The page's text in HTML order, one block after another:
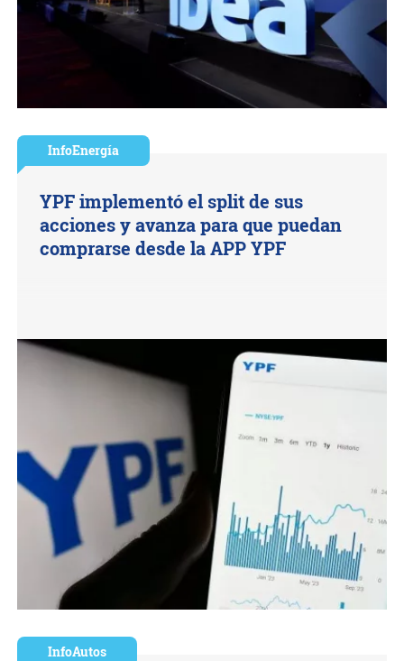
InfoEnergía
YPF implementó el split de sus
acciones y avanza para que puedan
comprarse desde la APP YPF
InfoAutos